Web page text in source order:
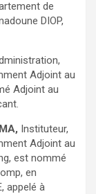
de
DIOP,
Adjoint au
Adjoint au
Instituteur,
Adjoint au
est nommé
en
appelé à